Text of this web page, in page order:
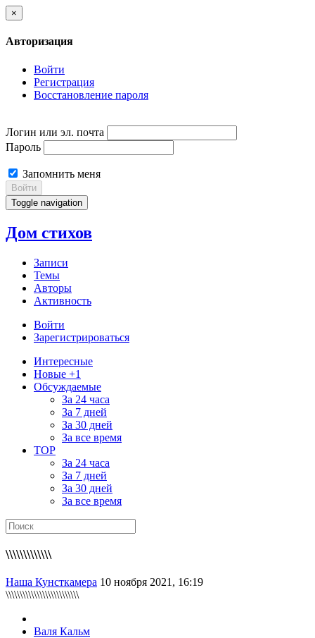
×
Авторизация
Войти
Регистрация
Восстановление пароля
Логин или эл. почта
Пароль
Запомнить меня
Войти
Toggle navigation
Дом стихов
Записи
Темы
Авторы
Активность
Войти
Зарегистрироваться
Интересные
Новые +1
Обсуждаемые
За 24 часа
За 7 дней
За 30 дней
За все время
TOP
За 24 часа
За 7 дней
За 30 дней
За все время
\\\\\\\\\\\\\
Наша Кунсткамера 10 ноября 2021, 16:19
\\\\\\\\\\\\\\\\\\\\\\\\\\
Валя Кальм